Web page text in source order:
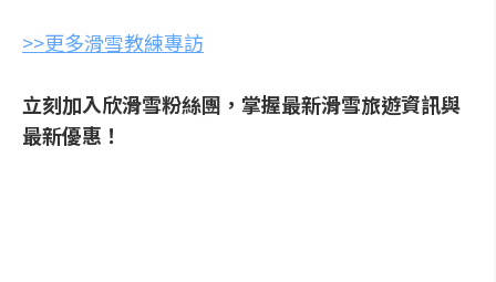
>>更多滑雪教練專訪
立刻加入欣滑雪粉絲團，掌握最新滑雪旅遊資訊與
最新優惠！